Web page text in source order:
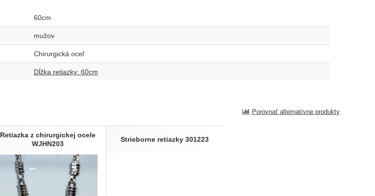
60cm
mužov
Chirurgická oceľ
Dĺžka retiazky: 60cm
Porovnať alternatívne produkty
Retiazka z chirurgickej ocele
WJHN203
Strieborne retiazky 301223